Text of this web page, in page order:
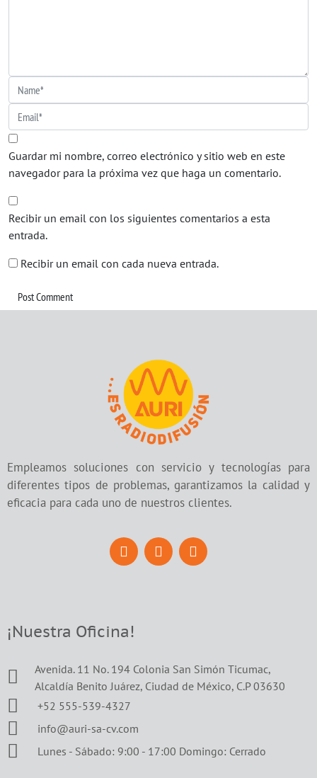
Guardar mi nombre, correo electrónico y sitio web en este
navegador para la próxima vez que haga un comentario.
Recibir un email con los siguientes comentarios a esta
entrada.
Recibir un email con cada nueva entrada.
Post Comment
Empleamos soluciones con servicio y tecnologías para
diferentes tipos de problemas, garantizamos la calidad y
eficacia para cada uno de nuestros clientes.
¡Nuestra Oficina!
Avenida. 11 No. 194 Colonia San Simón Ticumac,
Alcaldía Benito Juárez, Ciudad de México, C.P 03630
+52 555-539-4327
info@auri-sa-cv.com
Lunes - Sábado: 9:00 - 17:00 Domingo: Cerrado